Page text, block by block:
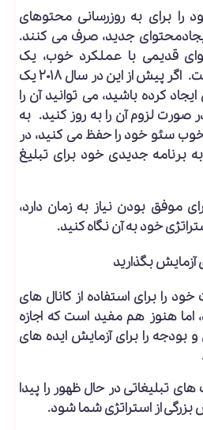
را برای به روزرسانی محتوهای
جدید، صرف می کنند.
قدیمی با عملکرد خوب، یک
استراتژی مناسب سئو است. اگر پیش از این در سال ۲۰۱۸ یک
کرده باشید، می توانید آن را
و در صورت لزوم آن را به روز کنید. به
سئو خود را حفظ می کنید، در
برنامه جدیدی خود برای تبلیغ
موفق بودن نیاز به زمان دارد،
خود به آن نگاه کنید.
را برای استفاده از کانال های
اما هنوز هم مفید است که اجازه
بودجه را برای آزمایش ایده های
تبلیغاتی در حال ظهور را پیدا
از استراتژی شما شود.